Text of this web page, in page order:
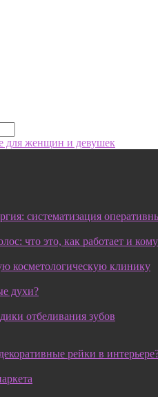
для женщин и девушек
систематизация
что это, как работает и
косметологическую клинику
духи?
отбеливания зубов
рейки в